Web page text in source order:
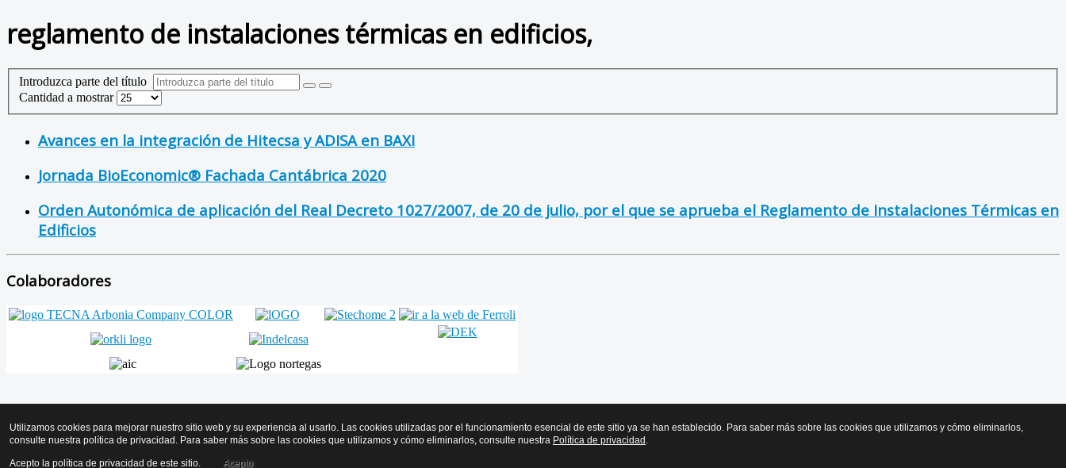
reglamento de instalaciones térmicas en edificios,
Introduzca parte del título
Cantidad a mostrar
Avances en la integración de Hitecsa y ADISA en BAXI
Jornada BioEconomic® Fachada Cantábrica 2020
Orden Autonómica de aplicación del Real Decreto 1027/2007, de 20 de julio, por el que se aprueba el Reglamento de Instalaciones Térmicas en
Edificios
Colaboradores
Volver arriba
© 2026 AMICYF - Asociación Mantenedores de Instalaciones de Calor y Frío de Euskadi
Utilizamos cookies para mejorar nuestro sitio web y su experiencia al usarlo. Las cookies utilizadas por el funcionamiento esencial de este sitio ya se han establecido. Para saber más sobre las cookies que utilizamos y cómo eliminarlos,
consulte nuestra política de privacidad. Para saber más sobre las cookies que utilizamos y cómo eliminarlos, consulte nuestra Política de privacidad .
Acepto la política de privacidad de este sitio. Acepto